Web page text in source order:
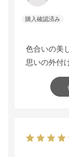
色合いの美
思いの外付